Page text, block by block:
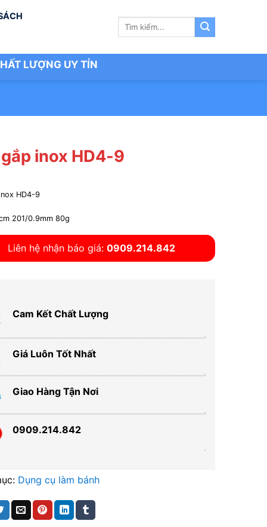
Tìm
LƯỢNG UY TÍN
inox HD4-9
HD4-9
201/0.9mm 80g
Liên hệ nhận báo giá: 0909.214.842
Cam Kết Chất Lượng
Giá Luôn Tốt Nhất
Giao Hàng Tận Nơi
0909.214.842
Dụng cụ làm bánh